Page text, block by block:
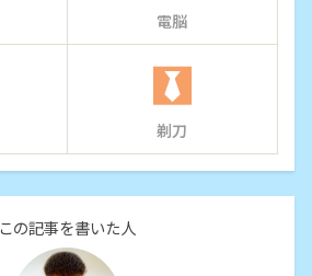
電脳
剃刀
この記事を書いた人